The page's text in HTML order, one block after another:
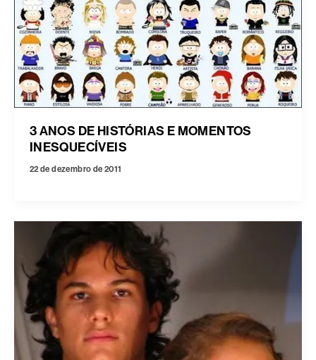
3 ANOS DE HISTÓRIAS E MOMENTOS
INESQUECÍVEIS
22 de dezembro de 2011